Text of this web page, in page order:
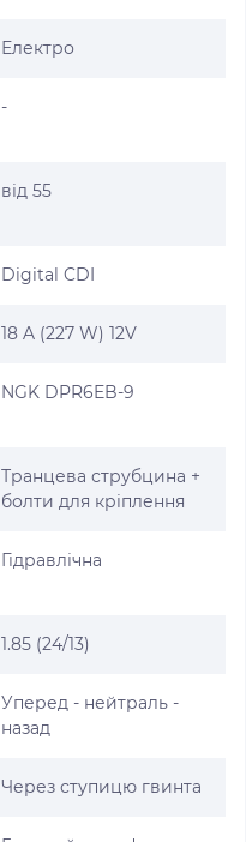
Електро
-
від 55
Digital CDI
18 A (227 W) 12V
NGK DPR6EB-9
Транцева струбцина +
болти для кріплення
Гідравлічна
1.85 (24/13)
Уперед - нейтраль -
назад
Через ступицю гвинта